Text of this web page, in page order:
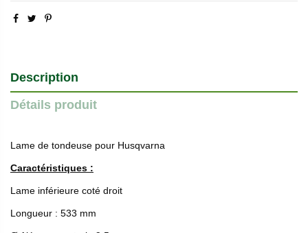
Description
Détails produit
Lame de tondeuse pour Husqvarna
Caractéristiques :
Lame inférieure coté droit
Longueur : 533 mm